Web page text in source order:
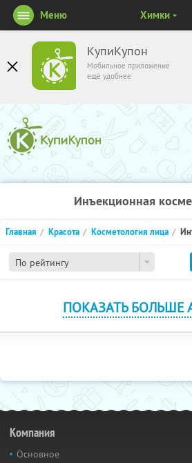
КупиКупон
Мобильное приложение
ещё удобнее
Меню Химки
Инъекционная
По рейтингу
Главная Красота Косметология лица
ПОКАЗАТЬ БОЛЬШЕ
Компания
Основное